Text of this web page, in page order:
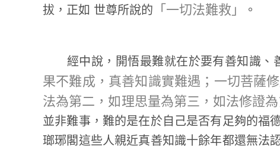
拔，正如 世尊所說的
「一切法難救」 。
經中說，開悟最難就在於要有善知識、
果不難成，真善知識實難遇；一切菩薩
法為第二，如理思量為第三，如法修證為
並非難事，難的是在於自己是否有足夠的福
瑯琊閣這些人親近真善知識十餘年都還無法